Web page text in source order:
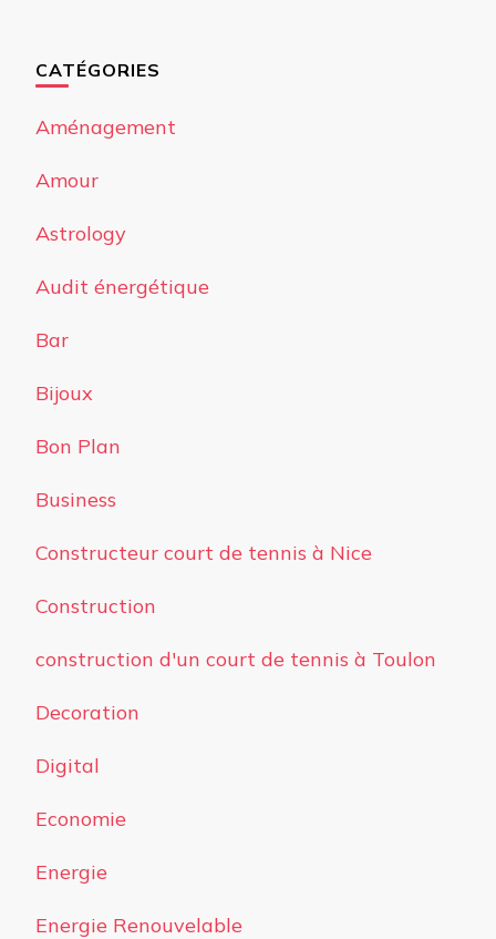
CATÉGORIES
Aménagement
Amour
Astrology
Audit énergétique
Bar
Bijoux
Bon Plan
Business
Constructeur court de tennis à Nice
Construction
construction d'un court de tennis à Toulon
Decoration
Digital
Economie
Energie
Energie Renouvelable